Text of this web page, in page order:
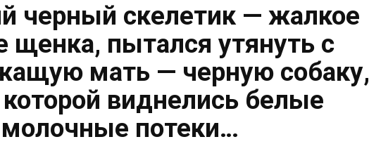
черный скелетик — жалкое
щенка, пытался утянуть с
мать — черную собаку,
которой виднелись белые
молочные потеки…